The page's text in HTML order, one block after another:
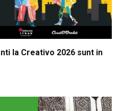
la Creativo 2026 sunt in